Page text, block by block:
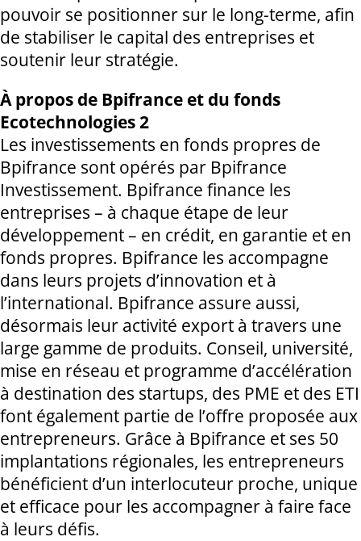
pouvoir se positionner sur le long-terme, afin
de stabiliser le capital des entreprises et
soutenir leur stratégie.
À propos de Bpifrance et du fonds
Ecotechnologies 2
Les investissements en fonds propres de
Bpifrance sont opérés par Bpifrance
Investissement. Bpifrance finance les
entreprises – à chaque étape de leur
développement – en crédit, en garantie et en
fonds propres. Bpifrance les accompagne
dans leurs projets d’innovation et à
l’international. Bpifrance assure aussi,
désormais leur activité export à travers une
large gamme de produits. Conseil, université,
mise en réseau et programme d’accélération
à destination des startups, des PME et des ETI
font également partie de l’offre proposée aux
entrepreneurs. Grâce à Bpifrance et ses 50
implantations régionales, les entrepreneurs
bénéficient d’un interlocuteur proche, unique
et efficace pour les accompagner à faire face
à leurs défis.